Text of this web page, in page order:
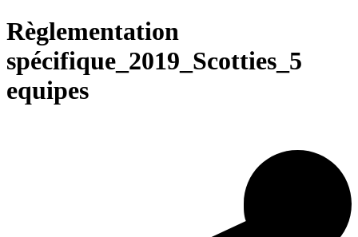
Règlementation
spécifique_2019_Scotties_5
equipes